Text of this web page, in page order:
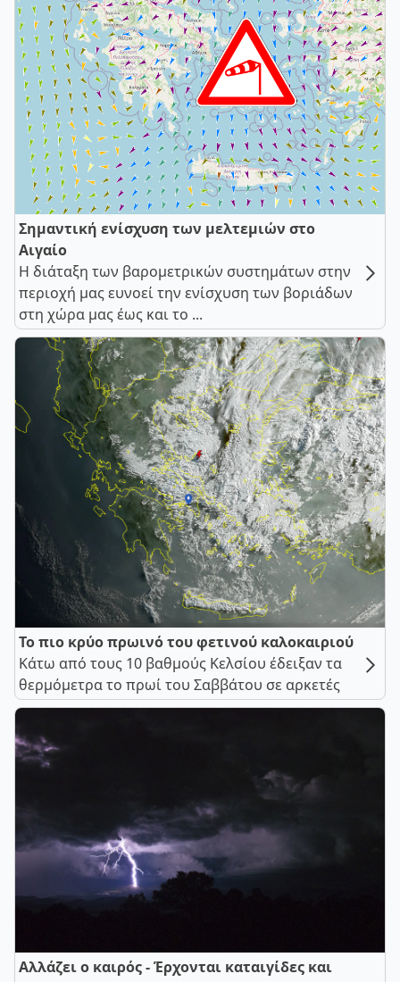
Σημαντική ενίσχυση των μελτεμιών στο
Αιγαίο
Η διάταξη των βαρομετρικών συστημάτων στην
περιοχή μας ευνοεί την ενίσχυση των βοριάδων
στη χώρα μας έως και το ...
Το πιο κρύο πρωινό του φετινού καλοκαιριού
Κάτω από τους 10 βαθμούς Κελσίου έδειξαν τα
θερμόμετρα το πρωί του Σαββάτου σε αρκετές
Αλλάζει ο καιρός - Έρχονται καταιγίδες και